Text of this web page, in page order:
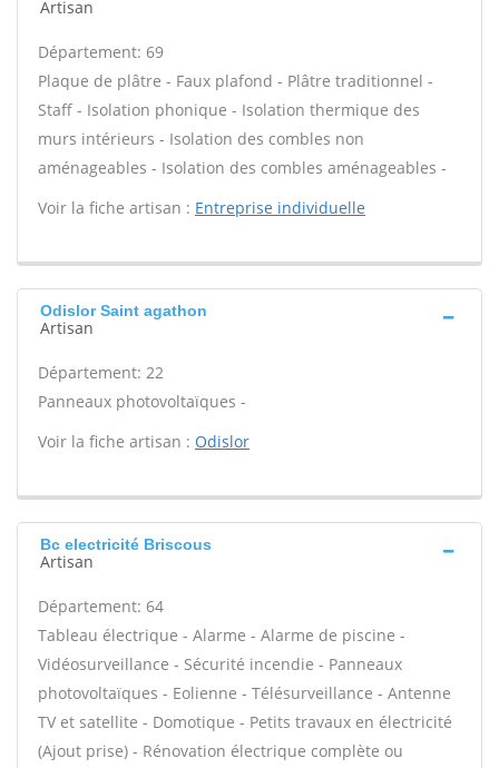
Artisan
Département: 69
Plaque de plâtre - Faux plafond - Plâtre traditionnel -
Staff - Isolation phonique - Isolation thermique des
murs intérieurs - Isolation des combles non
aménageables - Isolation des combles aménageables -
Voir la fiche artisan : Entreprise individuelle
Odislor Saint agathon
Artisan
Département: 22
Panneaux photovoltaïques -
Voir la fiche artisan : Odislor
Bc electricité Briscous
Artisan
Département: 64
Tableau électrique - Alarme - Alarme de piscine -
Vidéosurveillance - Sécurité incendie - Panneaux
photovoltaïques - Eolienne - Télésurveillance - Antenne
TV et satellite - Domotique - Petits travaux en électricité
(Ajout prise) - Rénovation électrique complète ou